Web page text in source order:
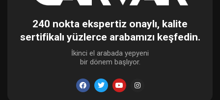
240 nokta ekspertiz onaylı, kalite
sertifikalı yüzlerce arabamızı keşfedin.
İkinci el arabada yepyeni
bir dönem başlıyor.